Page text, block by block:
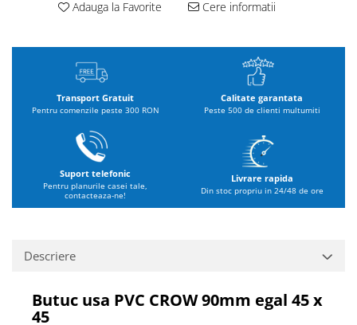
Adauga la Favorite Cere informatii
Transport Gratuit
Pentru comenzile peste 300 RON
Calitate garantata
Peste 500 de clienti multumiti
Suport telefonic
Pentru planurile casei tale,
contacteaza-ne!
Livrare rapida
Din stoc propriu in 24/48 de ore
Descriere
Butuc usa PVC CROW 90mm egal 45 x
45